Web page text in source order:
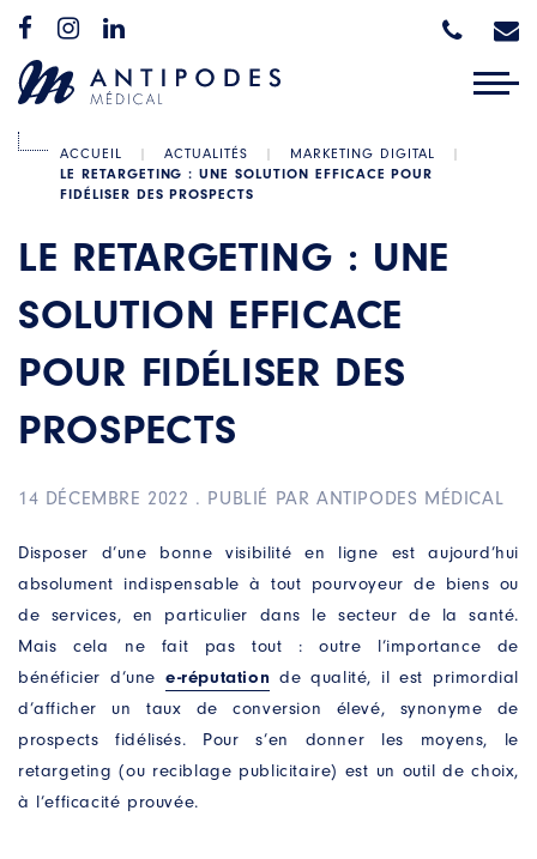
ACCUEIL | ACTUALITÉS | MARKETING DIGITAL |
LE RETARGETING : UNE SOLUTION EFFICACE POUR
FIDÉLISER DES PROSPECTS
LE RETARGETING : UNE
SOLUTION EFFICACE
POUR FIDÉLISER DES
PROSPECTS
14 DÉCEMBRE 2022 . PUBLIÉ PAR ANTIPODES MÉDICAL
Disposer d’une bonne visibilité en ligne est aujourd’hui
absolument indispensable à tout pourvoyeur de biens ou
de services, en particulier dans le secteur de la santé.
Mais cela ne fait pas tout : outre l’importance de
bénéficier d’une e-réputation de qualité, il est primordial
d’afficher un taux de conversion élevé, synonyme de
prospects fidélisés. Pour s’en donner les moyens, le
retargeting (ou reciblage publicitaire) est un outil de choix,
à l’efficacité prouvée.